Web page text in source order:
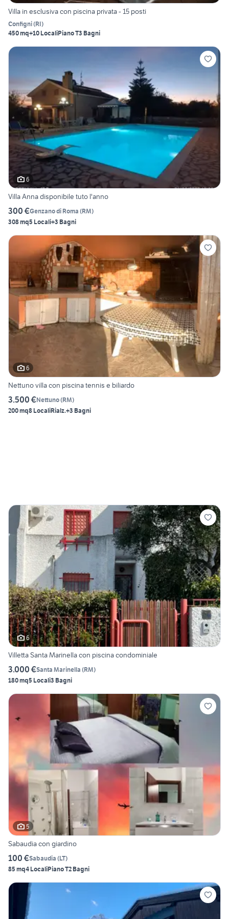
Villa in esclusiva con piscina privata - 15 posti
Configni(RI)
450 mq+10 LocaliPiano T3 Bagni
6
Villa Anna disponibile tuto l'anno
300 €Genzano di Roma (RM)
308 mq5 Locali+3 Bagni
6
Nettuno villa con piscina tennis e biliardo
3.500 €Nettuno(RM)
200 mq8 LocaliRialz.+3 Bagni
6
Villetta Santa Marinella con piscina condominiale
3.000 €Santa Marinella (RM)
180 mq5 Locali3 Bagni
5
Sabaudia con giardino
100 €Sabaudia (LT)
85 mq4 LocaliPiano T2 Bagni